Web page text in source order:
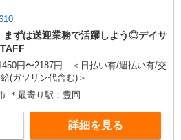
まずは送迎業務で活躍しよう◎デイサ
円〜2187円 ＜日払い有/週払い有/交
(ガソリン代含む)＞
＊最寄り駅：豊岡
詳細を見る